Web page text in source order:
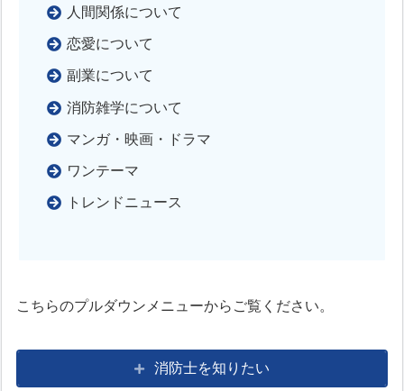
人間関係について
恋愛について
副業について
消防雑学について
マンガ・映画・ドラマ
ワンテーマ
トレンドニュース
こちらのプルダウンメニューからご覧ください。
消防士を知りたい